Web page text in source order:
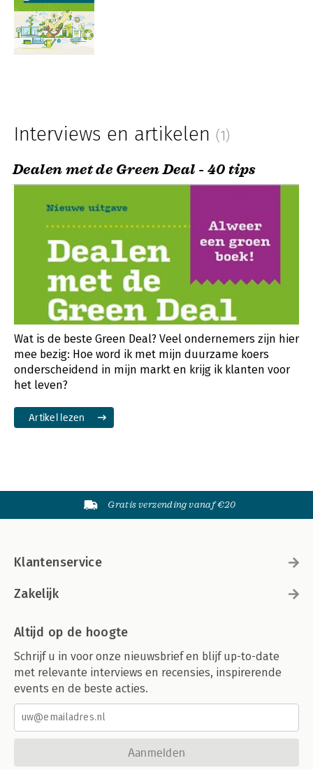
Interviews en artikelen (1)
Dealen met de Green Deal - 40 tips
Wat is de beste Green Deal? Veel ondernemers zijn hier
mee bezig: Hoe word ik met mijn duurzame koers
onderscheidend in mijn markt en krijg ik klanten voor
het leven?
Artikel lezen
Gratis verzending vanaf €20
Klantenservice
Zakelijk
Altijd op de hoogte
Schrijf u in voor onze nieuwsbrief en blijf up-to-date
met relevante interviews en recensies, inspirerende
events en de beste acties.
Aanmelden